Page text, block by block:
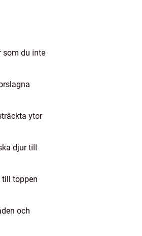
som du inte
ytor
djur till
till toppen
och